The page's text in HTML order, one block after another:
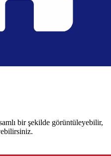
bir şekilde görüntüleyebilir,